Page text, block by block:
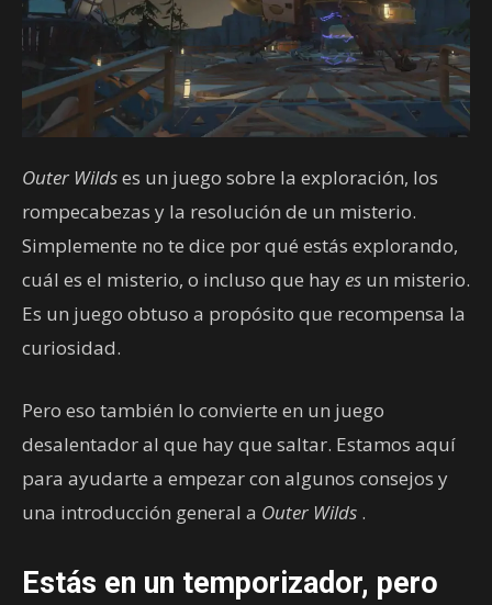
Outer Wildses un juego sobre la exploración, los
rompecabezas y la resolución de un misterio.
Simplemente no te dice por qué estás explorando,
cuál es el misterio, o incluso que hay es un misterio.
Es un juego obtuso a propósito que recompensa la
curiosidad.
Pero eso también lo convierte en un juego
desalentador al que hay que saltar. Estamos aquí
para ayudarte a empezar con algunos consejos y
una introducción general a Outer Wilds .
Estás en un temporizador, pero